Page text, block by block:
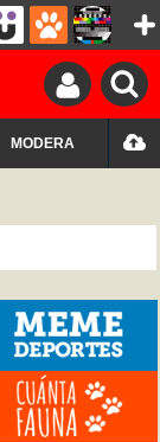
MODERA